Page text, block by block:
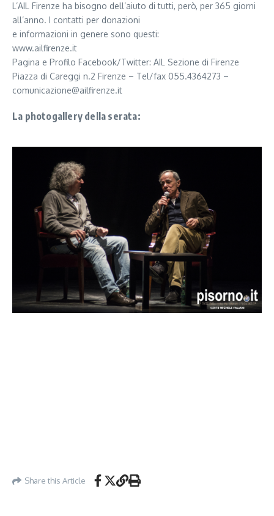
L’AIL Firenze ha bisogno dell’aiuto di tutti, però, per 365 giorni
all’anno. I contatti per donazioni
e informazioni in genere sono questi:
www.ailfirenze.it
Pagina e Profilo Facebook/Twitter: AIL Sezione di Firenze
Piazza di Careggi n.2 Firenze – Tel/fax 055.4364273 –
comunicazione@ailfirenze.it
La photogallery della serata:
Share this Article